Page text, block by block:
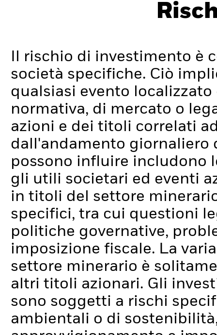
Il rischio di investimento è
società specifiche. Ciò
qualsiasi evento
normativa, di mercato o
azioni e dei titoli correlati
dall'andamento giornaliero
possono influire includono
gli utili societari ed eventi
in titoli del settore
specifici, tra cui questioni
politiche governative,
imposizione fiscale. La
settore minerario è
altri titoli azionari. Gli
sono soggetti a rischi
ambientali o di